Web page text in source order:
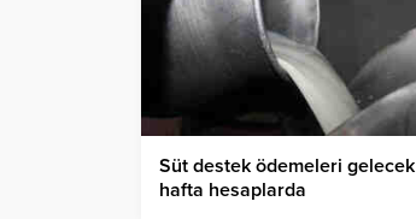
Süt destek ödemeleri gelecek
hafta hesaplarda